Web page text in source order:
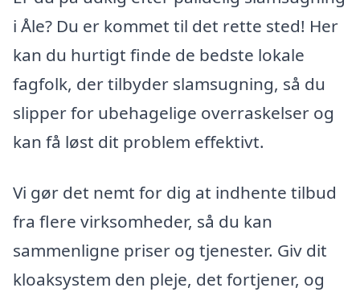
i Åle? Du er kommet til det rette sted! Her
kan du hurtigt finde de bedste lokale
fagfolk, der tilbyder slamsugning, så du
slipper for ubehagelige overraskelser og
kan få løst dit problem effektivt.
Vi gør det nemt for dig at indhente tilbud
fra flere virksomheder, så du kan
sammenligne priser og tjenester. Giv dit
kloaksystem den pleje, det fortjener, og